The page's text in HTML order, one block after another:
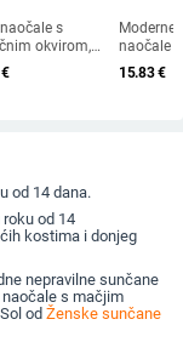
s
okvirom,
i američki
trendovi s
€
Moderne
naočale
krojem
15.83€
od 14 dana.
od 14
kostima i donjeg
nepravilne sunčane
s mačjim
od Ženske sunčane